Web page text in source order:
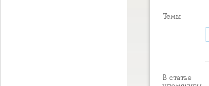
Темы
В статье